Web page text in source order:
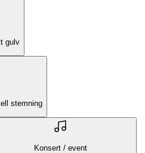
gulv
stemning
Konsert / event